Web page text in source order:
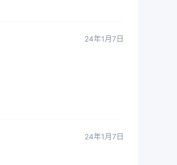
24年1月7日
24年1月7日